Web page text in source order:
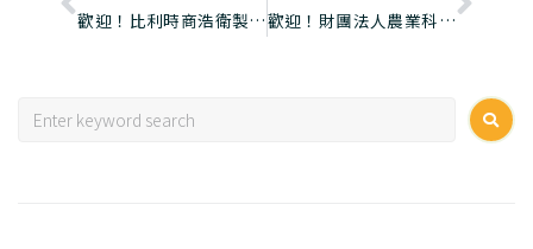
歡迎！比利時商浩衛製藥有限公司洽談產學合作計畫、技術移轉評估事項 歡迎！財團法人農業科技研究至本院進行學術交流